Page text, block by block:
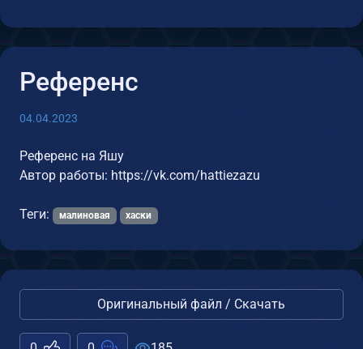
Референс
04.04.2023
Референс на Яшу
Автор работы: https://vk.com/hattiezazu
Теги: малиновая хаски
Оригинальный файл / Скачать